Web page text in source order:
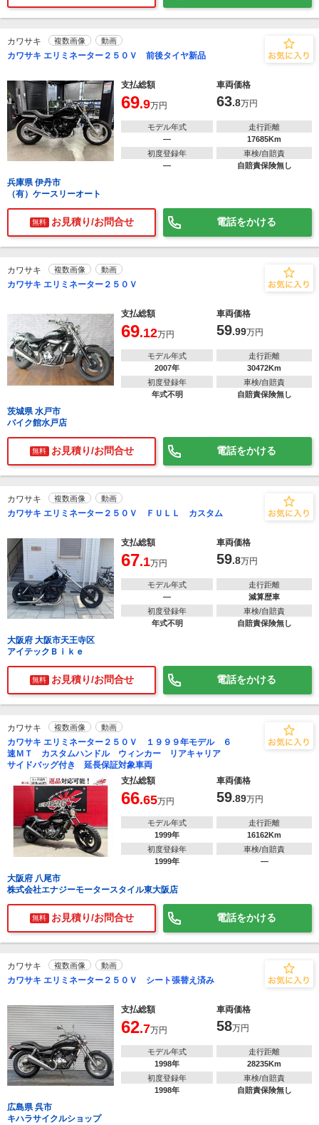
カワサキ 複数画像 動画
カワサキ エリミネーター２５０Ｖ 前後タイヤ新品
支払総額 車両価格
69.9万円 63.8万円
モデル年式
―
走行距離
17685Km
初度登録年
―
車検/自賠責
自賠責保険無し
兵庫県 伊丹市
（有）ケースリーオート
無料 お見積り/お問合せ 電話をかける
カワサキ 複数画像 動画
カワサキ エリミネーター２５０Ｖ
支払総額 車両価格
69.12万円 59.99万円
モデル年式
2007年
走行距離
30472Km
初度登録年
年式不明
車検/自賠責
自賠責保険無し
茨城県 水戸市
バイク館水戸店
無料 お見積り/お問合せ 電話をかける
カワサキ 複数画像 動画
カワサキ エリミネーター２５０Ｖ ＦＵＬＬ カスタム
支払総額 車両価格
67.1万円 59.8万円
モデル年式
―
走行距離
減算歴車
初度登録年
年式不明
車検/自賠責
自賠責保険無し
大阪府 大阪市天王寺区
アイテックＢｉｋｅ
無料 お見積り/お問合せ 電話をかける
カワサキ 複数画像 動画
カワサキ エリミネーター２５０Ｖ １９９９年モデル ６
速ＭＴ カスタムハンドル ウィンカー リアキャリア
サイドバッグ付き 延長保証対象車両
支払総額
車両価格
66.65万円 59.89万円
モデル年式
1999年
走行距離
16162Km
初度登録年
1999年
車検/自賠責
―
大阪府 八尾市
株式会社エナジーモータースタイル東大阪店
無料 お見積り/お問合せ 電話をかける
カワサキ 複数画像 動画
カワサキ エリミネーター２５０Ｖ シート張替え済み
支払総額 車両価格
62.7万円 58万円
モデル年式
1998年
走行距離
28235Km
初度登録年
1998年
車検/自賠責
自賠責保険無し
広島県 呉市
キハラサイクルショップ